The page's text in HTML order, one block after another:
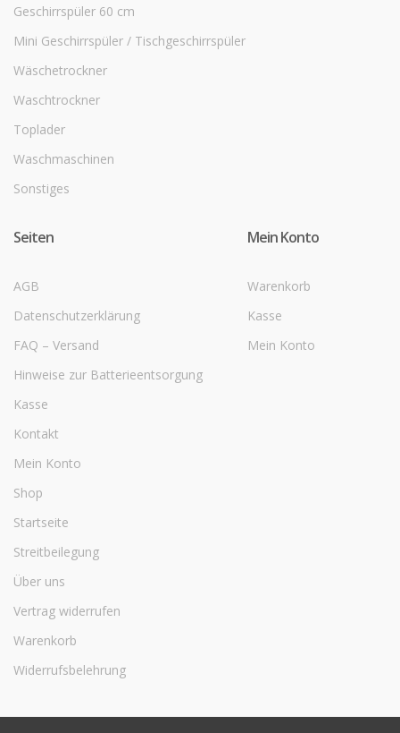
Geschirrspüler 60 cm
Mini Geschirrspüler / Tischgeschirrspüler
Wäschetrockner
Waschtrockner
Toplader
Waschmaschinen
Sonstiges
Seiten
AGB
Datenschutzerklärung
FAQ – Versand
Hinweise zur Batterieentsorgung
Kasse
Kontakt
Mein Konto
Shop
Startseite
Streitbeilegung
Über uns
Vertrag widerrufen
Warenkorb
Widerrufsbelehrung
Mein Konto
Warenkorb
Kasse
Mein Konto